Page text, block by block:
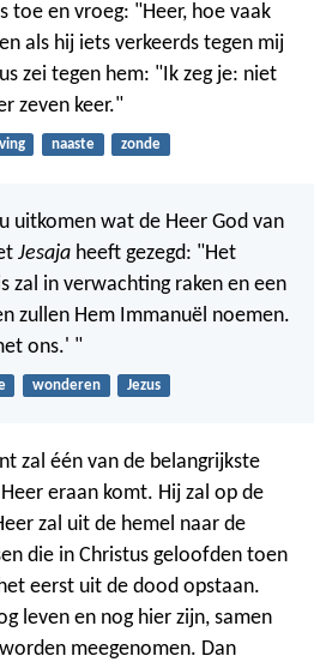
toe en vroeg: "Heer, hoe vaak
als hij iets verkeerds tegen mij
zei tegen hem: "Ik zeg je: niet
zeven keer."
naaste zonde
uitkomen wat de Heer God van
Jesaja heeft gezegd: "Het
zal in verwachting raken en een
zullen Hem Immanuël noemen.
ons.' "
wonderen Jezus
zal één van de belangrijkste
eraan komt. Hij zal op de
zal uit de hemel naar de
die in Christus geloofden toen
eerst uit de dood opstaan.
leven en nog hier zijn, samen
meegenomen. Dan